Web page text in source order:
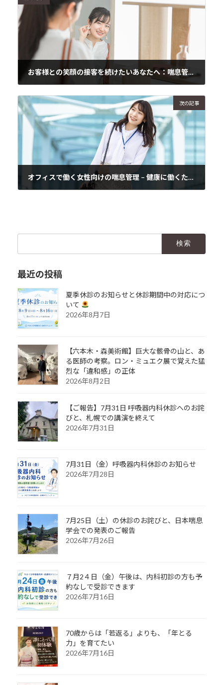
お客様との笑顔の接客を続けたいあなたへ：喘息管理のヒント
次の記事
オフィスで働く女性向けの喘息管理 – 健康に働くためのヒント
最近の投稿
夏季休診のお知らせと休診期間中の対応につ
いて
2026年8月7日
【六本木・森美術館】巨大な骸骨の山と、あ
る医師の考察。ロン・ミュエク展で覚えた猛
烈な「違和感」の正体
2026年8月2日
【ご報告】7月31日 呼吸器内科休診へのお詫
びと、札幌での講演を終えて
2026年7月31日
7月31日（金）呼吸器内科休診のお知らせ
2026年7月28日
7月25日（土）の休診のお詫びと、日本喘息
学会での発表のご報告
2026年7月26日
７月2４日（金）午後は、内科初診の方も予
約なしで受診できます
2026年7月16日
70歳からは「若返る」よりも、「年とる
力」を育てたい
2026年7月16日